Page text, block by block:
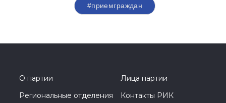
#приемграждан
О партии
Лица партии
Региональные отделения
Контакты РИК